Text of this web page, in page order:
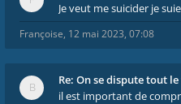
Je veut me suicider je
Françoise, 12 mai 2023, 07:08
Re: On se dispute tout
il est important de